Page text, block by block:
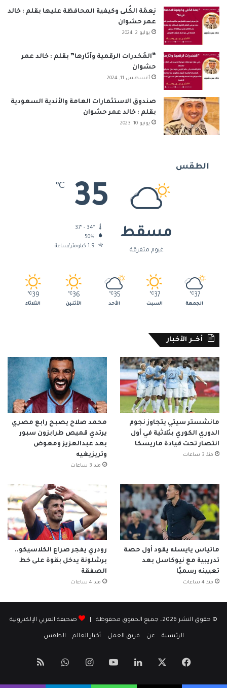
نِعمَة الكُلى وكيفية المحافظة عليها بقلم : خالد
عمر حشوان
يوليو 2, 2024
“المُخدرات الرقمية وآثارها” بقلم : خالد عمر
حشوان
أغسطس 11, 2024
صندوق الاستثمارات العامة والأندية السعودية
بقلم : خالد عمر حشوان
يونيو 10, 2023
الطقس
مسقط
غيوم متفرقة
35
℃
50%
1.9 كيلومتر/ساعة
37
℃
الجمعة
37
℃
السبت
35
℃
الأحد
36
℃
الأثنين
39
℃
الثلاثاء
أخــر الأخبار
مانشستر سيتي يتجاوز نجوم
الدوري الكوري بثلاثية في أول
انتصار تحت قيادة ماريسكا
منذ 3 ساعات
محمد صلاح يصبح رابع مصري
يرتدي قميص طرابزون سبور
بعد عبدالعزيز ومعوض
وتريزيغيه
منذ 3 ساعات
ماتياس يايسله يقود أول حصة
تدريبية مع نيوكاسل بعد
تعيينه رسميًا
منذ 4 ساعات
رودري يفجر صراع الكلاسيكو..
برشلونة يدخل بقوة على خط
الصفقة
منذ 4 ساعات
© حقوق النشر 2026، جميع الحقوق محفوظة | صحيفة العربي الإلكترونية
الرئيسية عن فريق العمل أخبار العالم الطقس
فيسبوك لينكدإن‫YouTubeانستقرامواتسابملخص
الموقع